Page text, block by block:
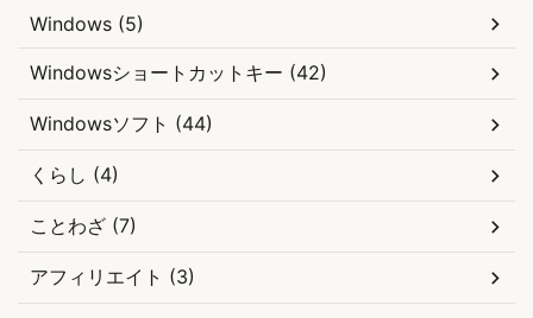
Windows (5)
Windowsショートカットキー (42)
Windowsソフト (44)
くらし (4)
ことわざ (7)
アフィリエイト (3)